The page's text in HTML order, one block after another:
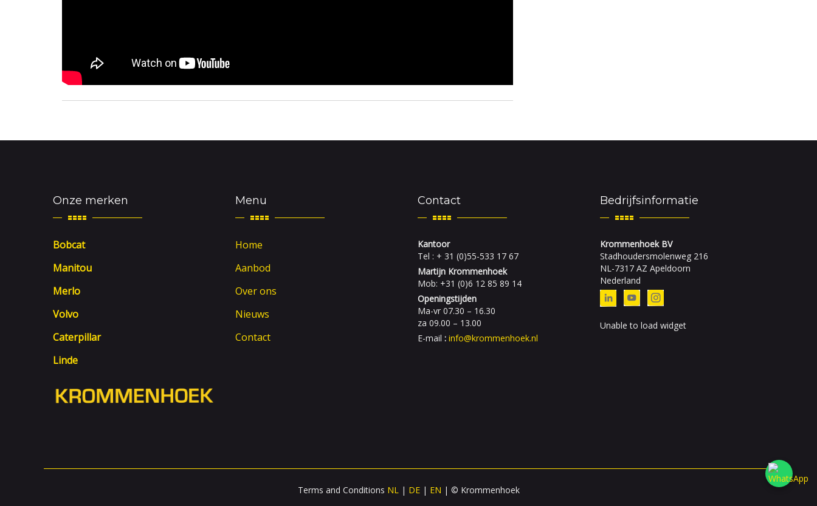
Onze merken
Bobcat
Manitou
Merlo
Volvo
Caterpillar
Linde
Menu
Home
Aanbod
Over ons
Nieuws
Contact
Contact
Kantoor
Tel : + 31 (0)55-533 17 67
Martijn Krommenhoek
Mob: +31 (0)6 12 85 89 14
Openingstijden
Ma-vr 07.30 – 16.30
za 09.00 – 13.00
E-mail : info@krommenhoek.nl
Bedrijfsinformatie
Krommenhoek BV
Stadhoudersmolenweg 216
NL-7317 AZ Apeldoorn
Nederland
Unable to load widget
Terms and Conditions NL| DE| EN | © Krommenhoek